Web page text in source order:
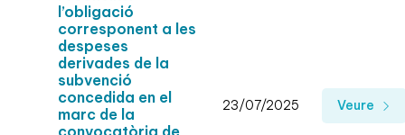
l’obligació
corresponent a les
despeses
derivades de la
subvenció
concedida en el
marc de la
23/07/2025 Veure